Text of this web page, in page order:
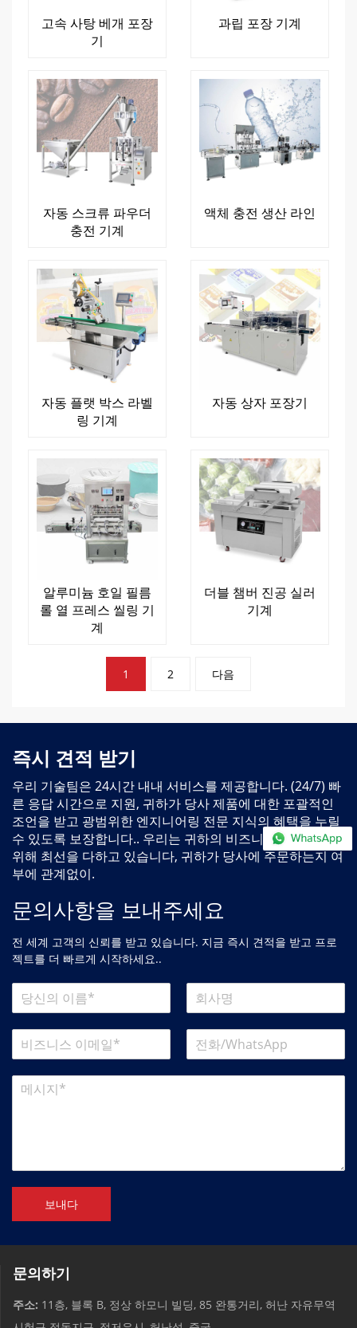
고속 사탕 베개 포장
기
과립 포장 기계
자동 스크류 파우더
충전 기계
액체 충전 생산 라인
자동 플랫 박스 라벨
링 기계
자동 상자 포장기
알루미늄 호일 필름
롤 열 프레스 씰링 기
계
더블 챔버 진공 실러
기계
지
기
기
1 2 다음
즉시 견적 받기
우리 기술팀은 24시간 내내 서비스를 제공합니다. (24/7) 빠
른 응답 시간으로 지원, 귀하가 당사 제품에 대한 포괄적인
조언을 받고 광범위한 엔지니어링 전문 지식의 혜택을 누릴
수 있도록 보장합니다.. 우리는 귀하의 비즈니스를 지원하기
위해 최선을 다하고 있습니다, 귀하가 당사에 주문하는지 여
부에 관계없이.
문의사항을 보내주세요
전 세계 고객의 신뢰를 받고 있습니다. 지금 즉시 견적을 받고 프로
젝트를 더 빠르게 시작하세요..
보내다
문의하기
주소: 11층, 블록 B, 정상 하모니 빌딩, 85 완통거리, 허난 자유무역